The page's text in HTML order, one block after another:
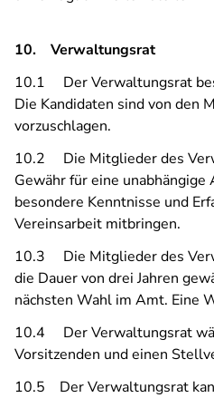
10. Verwaltungsrat
10.1 Der Verwaltungsrat
Die Kandidaten sind von den
vorzuschlagen.
10.2 Die Mitglieder des
Gewähr für eine
besondere Kenntnisse und
Vereinsarbeit mitbringen.
10.3 Die Mitglieder des
die Dauer von drei Jahren
nächsten Wahl im Amt. Eine
10.4 Der Verwaltungsrat
Vorsitzenden und einen
10.5 Der Verwaltungsrat